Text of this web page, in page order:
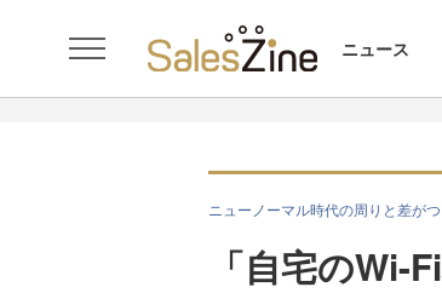
ニュース
ニューノーマル時代の周りと差が
「自宅のWi-